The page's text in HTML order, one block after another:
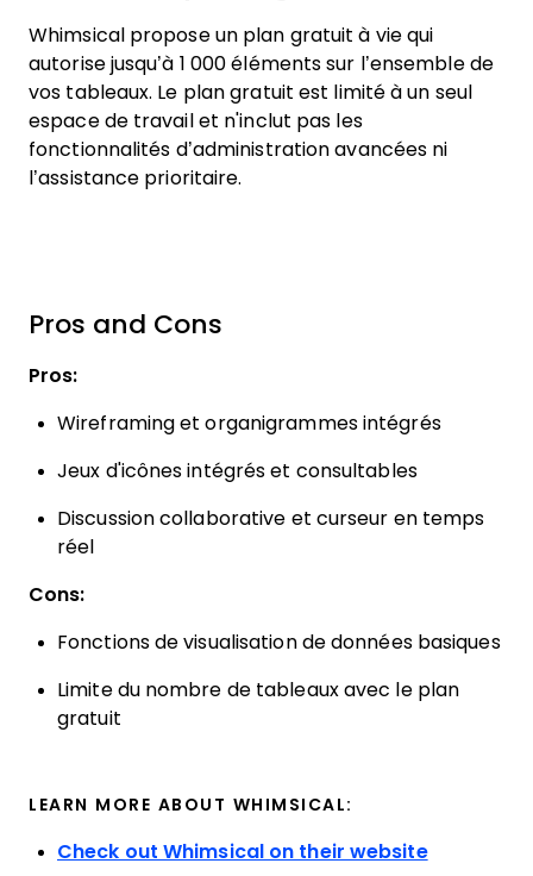
Whimsical propose un plan gratuit à vie qui
autorise jusqu’à 1 000 éléments sur l’ensemble de
vos tableaux. Le plan gratuit est limité à un seul
espace de travail et n'inclut pas les
fonctionnalités d’administration avancées ni
l’assistance prioritaire.
Pros and Cons
Pros:
Wireframing et organigrammes intégrés
Jeux d'icônes intégrés et consultables
Discussion collaborative et curseur en temps
réel
Cons:
Fonctions de visualisation de données basiques
Limite du nombre de tableaux avec le plan
gratuit
LEARN MORE ABOUT WHIMSICAL:
Check out Whimsical on their website